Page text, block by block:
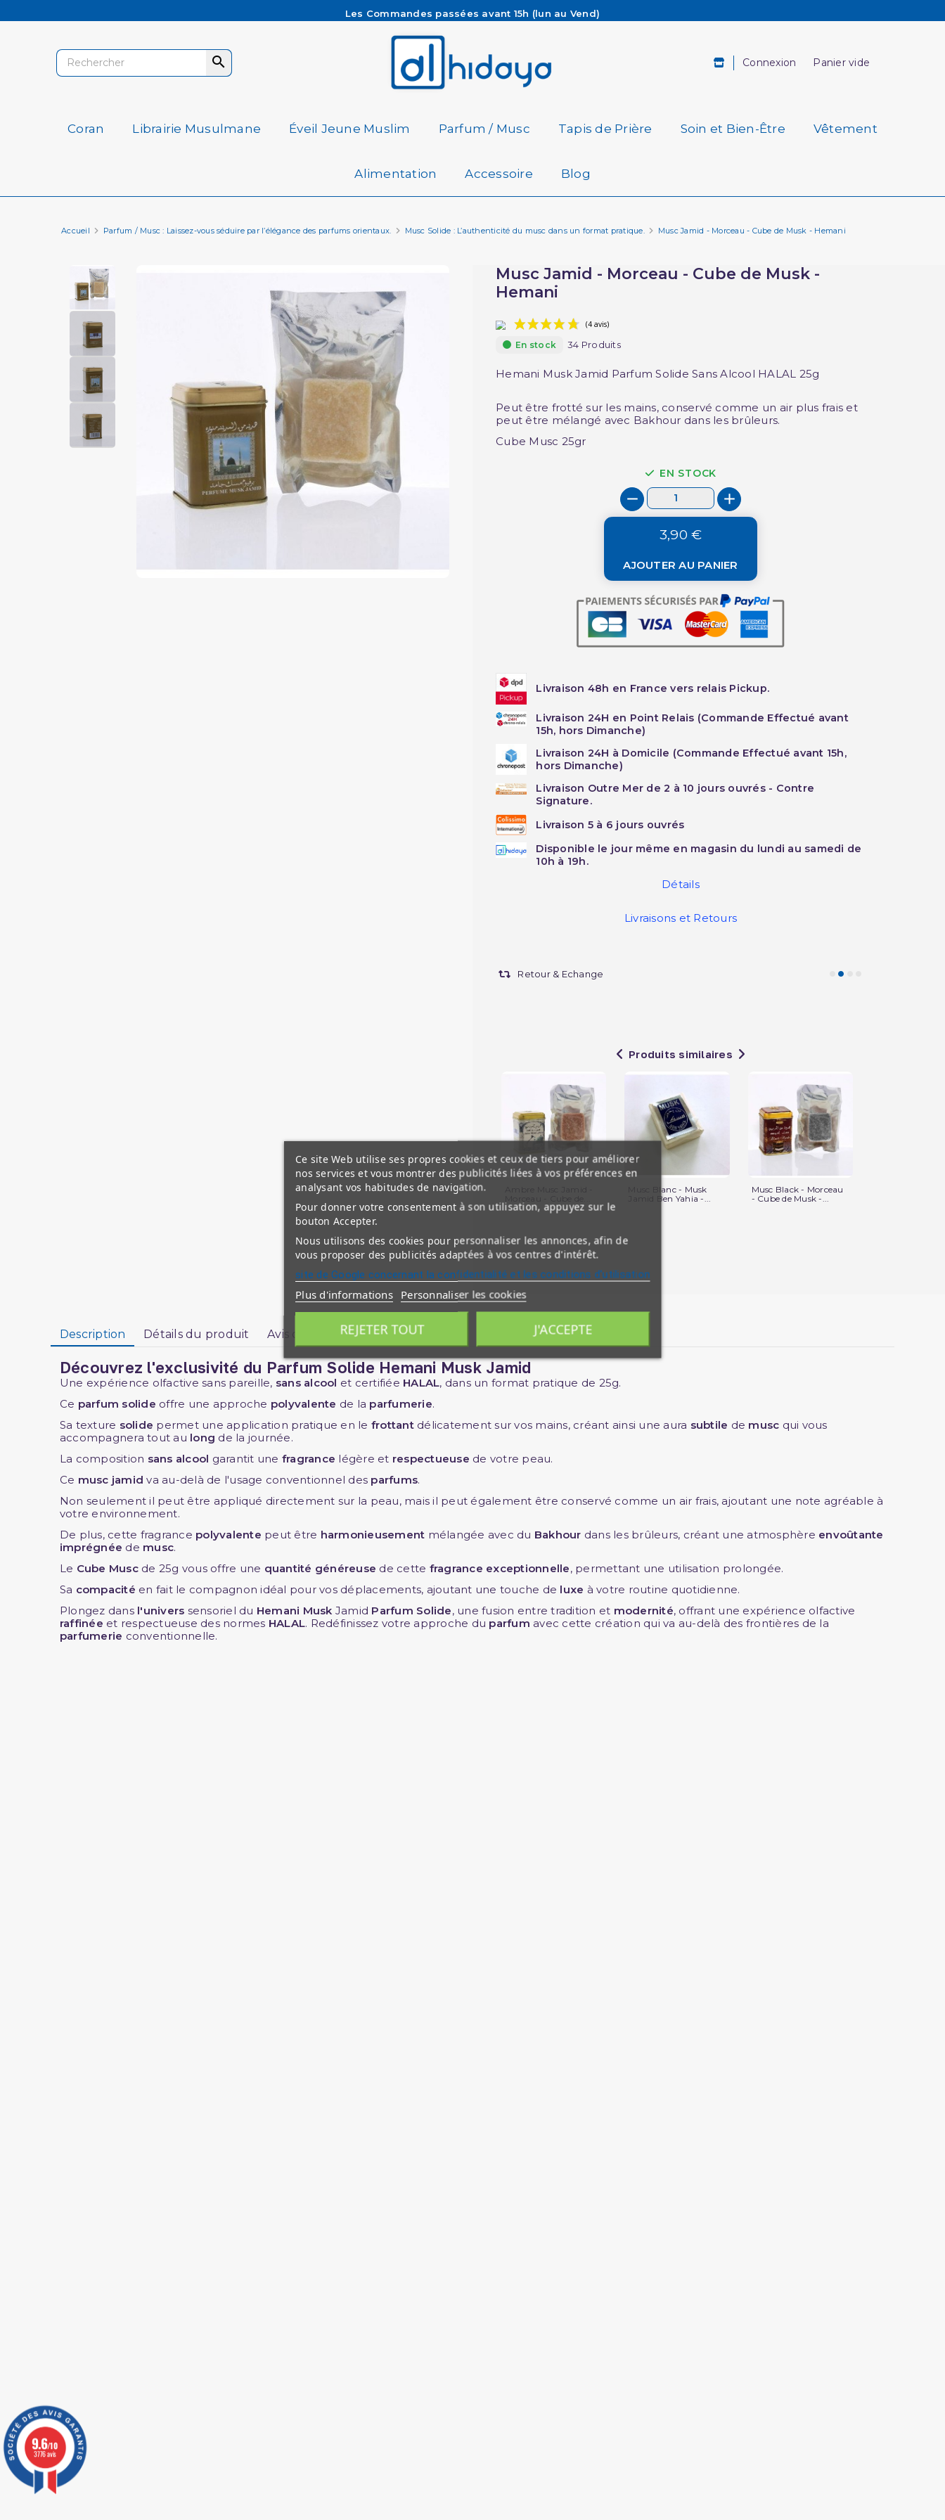
Les Commandes passées avant 15h (lun au Vend)
Besoin d'aide ? Retrouvez notre FAQ
Livraison offerte à partir de 65€ d'achat*
 Connexion Panier vide
Coran Librairie Musulmane Éveil Jeune Muslim Parfum / Musc Tapis de Prière Soin et Bien-Être Vêtement
Alimentation Accessoire Blog
Accueil Parfum / Musc : Laissez-vous séduire par l’élégance des parfums orientaux. Musc Solide : L’authenticité du musc dans un format pratique. Musc Jamid - Morceau - Cube de Musk - Hemani
Musc Jamid - Morceau - Cube de Musk -
Hemani
(4 avis)
En stock 34 Produits
Hemani Musk Jamid Parfum Solide Sans Alcool HALAL 25g
Peut être frotté sur les mains, conservé comme un air plus frais et
peut être mélangé avec Bakhour dans les brûleurs.
Cube Musc 25gr
EN STOCK
3,90 €
AJOUTER AU PANIER
Livraison 48h en France vers relais Pickup.
Livraison 24H en Point Relais (Commande Effectué avant
15h, hors Dimanche)
Livraison 24H à Domicile (Commande Effectué avant 15h,
hors Dimanche)
Livraison Outre Mer de 2 à 10 jours ouvrés - Contre
Signature.
Livraison 5 à 6 jours ouvrés
Disponible le jour même en magasin du lundi au samedi de
10h à 19h.
Détails
Livraisons et Retours
Retour & Echange
Produits similaires
Musc Blanc - Musk
Jamid Ben Yahia -...
Musc Black - Morceau
- Cube de Musk -...
Description Détails du produit Avis clients
Découvrez l'exclusivité du Parfum Solide Hemani Musk Jamid
Une expérience olfactive sans pareille, sans alcool et certifiée HALAL, dans un format pratique de 25g.
Ce parfum solide offre une approche polyvalente de la parfumerie.
Sa texture solide permet une application pratique en le frottant délicatement sur vos mains, créant ainsi une aura subtile de musc qui vous
accompagnera tout au long de la journée.
La composition sans alcool garantit une fragrance légère et respectueuse de votre peau.
Ce musc jamidva au-delà de l'usage conventionnel des parfums.
Non seulement il peut être appliqué directement sur la peau, mais il peut également être conservé comme un air frais, ajoutant une note agréable à
votre environnement.
De plus, cette fragrance polyvalente peut être harmonieusement mélangée avec du Bakhour dans les brûleurs, créant une atmosphère envoûtante
imprégnée de musc.
Le Cube Musc de 25g vous offre une quantité généreuse de cette fragrance exceptionnelle, permettant une utilisation prolongée.
Sa compacité en fait le compagnon idéal pour vos déplacements, ajoutant une touche de luxe à votre routine quotidienne.
Plongez dans l'univers sensoriel du Hemani Musk Jamid Parfum Solide, une fusion entre tradition et modernité, offrant une expérience olfactive
raffinée et respectueuse des normes HALAL. Redéfinissez votre approche du parfum avec cette création qui va au-delà des frontières de la
parfumerie conventionnelle.
Ce site Web utilise ses propres cookies et ceux de tiers pour améliorer
nos services et vous montrer des publicités liées à vos préférences en
analysant vos habitudes de navigation.
Pour donner votre consentement à son utilisation, appuyez sur le
bouton Accepter.
Nous utilisons des cookies pour personnaliser les annonces, afin de
vous proposer des publicités adaptées à vos centres d'intérêt.
site de Google concernant la confidentialité et les conditions d'utilisation
Plus d'informations Personnaliser les cookies
REJETER TOUT J'ACCEPTE
9.6/10
3776 avis